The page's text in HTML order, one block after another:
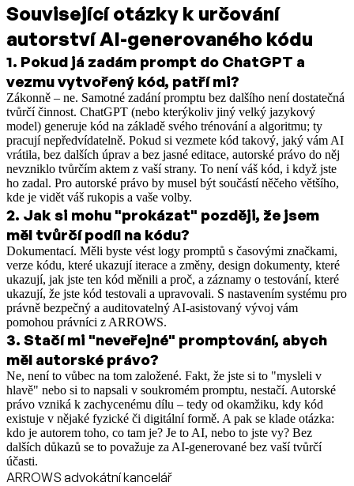
Související otázky k určování
autorství AI-generovaného kódu
1. Pokud já zadám prompt do ChatGPT a
vezmu vytvořený kód, patří mi?
Zákonně – ne. Samotné zadání promptu bez dalšího není dostatečná
tvůrčí činnost. ChatGPT (nebo kterýkoliv jiný velký jazykový
model) generuje kód na základě svého trénování a algoritmu; ty
pracují nepředvídatelně. Pokud si vezmete kód takový, jaký vám AI
vrátila, bez dalších úprav a bez jasné editace, autorské právo do něj
nevzniklo tvůrčím aktem z vaší strany. To není váš kód, i když jste
ho zadal. Pro autorské právo by musel být součástí něčeho většího,
kde je vidět váš rukopis a vaše volby.
2. Jak si mohu "prokázat" později, že jsem
měl tvůrčí podíl na kódu?
Dokumentací. Měli byste vést logy promptů s časovými značkami,
verze kódu, které ukazují iterace a změny, design dokumenty, které
ukazují, jak jste ten kód měnili a proč, a záznamy o testování, které
ukazují, že jste kód testovali a upravovali. S nastavením systému pro
právně bezpečný a auditovatelný AI-asistovaný vývoj vám
pomohou právníci z ARROWS.
3. Stačí mi "neveřejné" promptování, abych
měl autorské právo?
Ne, není to vůbec na tom založené. Fakt, že jste si to "mysleli v
hlavě" nebo si to napsali v soukromém promptu, nestačí. Autorské
právo vzniká k zachycenému dílu – tedy od okamžiku, kdy kód
existuje v nějaké fyzické či digitální formě. A pak se klade otázka:
kdo je autorem toho, co tam je? Je to AI, nebo to jste vy? Bez
dalších důkazů se to považuje za AI-generované bez vaší tvůrčí
účasti.
ARROWS advokátní kancelář